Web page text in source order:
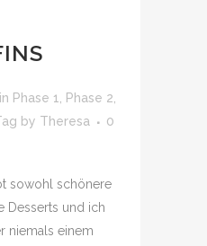
in Phase 1, Phase 2,
by Theresa
0
sowohl schönere
Desserts und ich
niemals einem